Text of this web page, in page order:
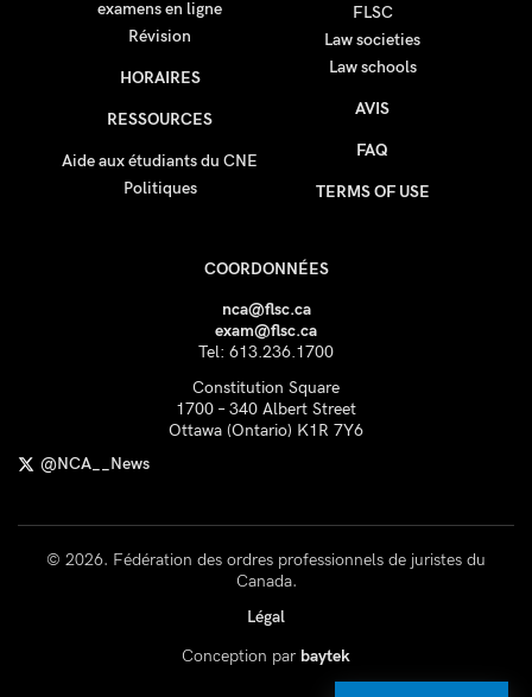
examens en ligne
Révision
HORAIRES
RESSOURCES
Aide aux étudiants du CNE
Politiques
FLSC
Law societies
Law schools
AVIS
FAQ
TERMS OF USE
COORDONNÉES
nca@flsc.ca
exam@flsc.ca
Tel: 613.236.1700
Constitution Square
1700 – 340 Albert Street
Ottawa (Ontario) K1R 7Y6
@NCA__News
© 2026. Fédération des ordres professionnels de juristes du
Canada.
Légal
Conception par baytek